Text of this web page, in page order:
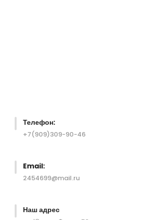
Телефон:
+7(909)309-90-46
Email:
2454699@mail.ru
Наш адрес